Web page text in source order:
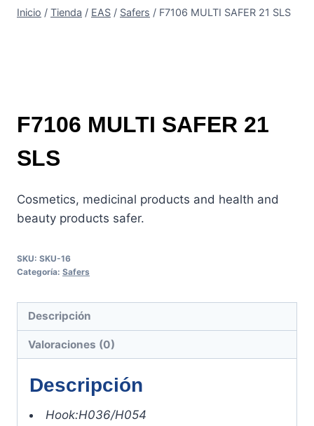
Inicio / Tienda / EAS / Safers / F7106 MULTI SAFER 21 SLS
F7106 MULTI SAFER 21
SLS
Cosmetics, medicinal products and health and
beauty products safer.
SKU: SKU-16
Categoría: Safers
Descripción
Valoraciones (0)
Descripción
Hook:H036/H054